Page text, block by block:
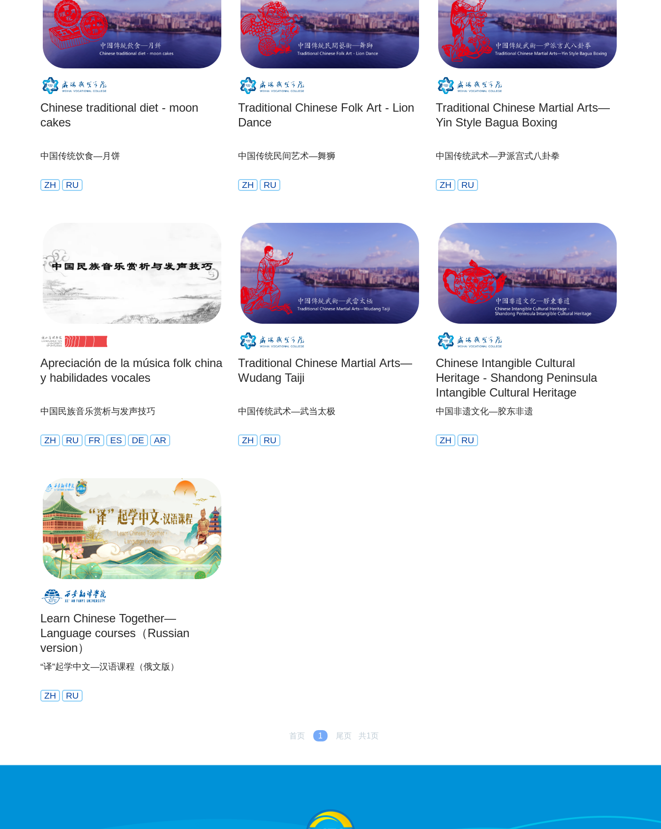
Chinese traditional diet - moon
cakes
中国传统饮食—月饼
ZH RU
Traditional Chinese Folk Art - Lion
Dance
中国传统民间艺术—舞狮
ZH RU
Traditional Chinese Martial Arts—
Yin Style Bagua Boxing
中国传统武术—尹派宫式八卦拳
ZH RU
Apreciación de la música folk china
y habilidades vocales
中国民族音乐赏析与发声技巧
ZH RU FR ES DE AR
Traditional Chinese Martial Arts—
Wudang Taiji
中国传统武术—武当太极
ZH RU
Chinese Intangible Cultural
Heritage - Shandong Peninsula
Intangible Cultural Heritage
中国非遗文化—胶东非遗
ZH RU
Learn Chinese Together—
Language courses（Russian
version）
“译”起学中文—汉语课程（俄文版）
ZH RU
首页 1 尾页 共1页